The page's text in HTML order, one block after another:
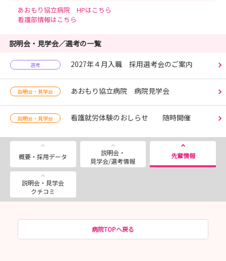
あおもり協立病院 HPはこちら
看護部情報はこちら
説明会・見学会／選考の一覧
選考 2027年４月入職 採用選考会のご案内
説明会・見学会 あおもり協立病院 病院見学会
説明会・見学会 看護就労体験のおしらせ 随時開催
概要・採用データ
説明会・
見学会/選考情報
先輩情報
説明会・見学会
クチコミ
病院TOPへ戻る